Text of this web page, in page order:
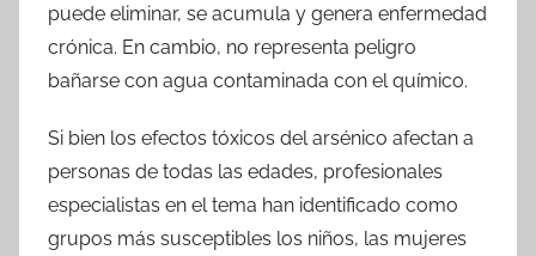
puede eliminar, se acumula y genera enfermedad
crónica. En cambio, no representa peligro
bañarse con agua contaminada con el químico.
Si bien los efectos tóxicos del arsénico afectan a
personas de todas las edades, profesionales
especialistas en el tema han identificado como
grupos más susceptibles los niños, las mujeres